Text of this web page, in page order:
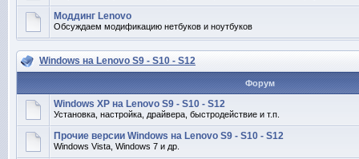
Моддинг Lenovo
Обсуждаем модификацию нетбуков и ноутбуков
Windows на Lenovo S9 - S10 - S12
Форум
Windows XP на Lenovo S9 - S10 - S12
Установка, настройка, драйвера, быстродействие и т.п.
Прочие версии Windows на Lenovo S9 - S10 - S12
Windows Vista, Windows 7 и др.